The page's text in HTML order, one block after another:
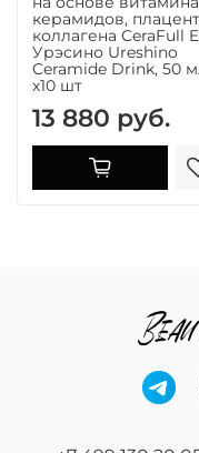
керамидов,
коллагена CeraFull
Урэсино Ureshino
Ceramide Drink, 50
х10 шт
13 880 руб.